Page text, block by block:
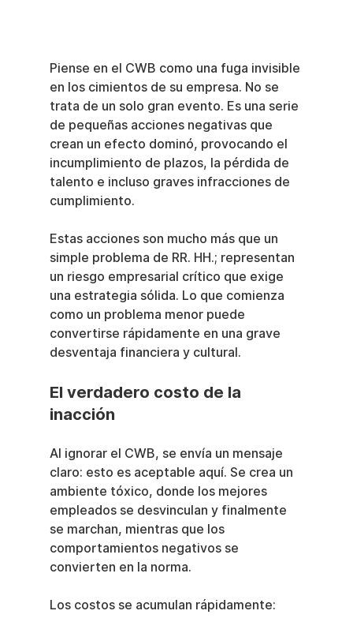
Piense en el CWB como una fuga invisible
en los cimientos de su empresa. No se
trata de un solo gran evento. Es una serie
de pequeñas acciones negativas que
crean un efecto dominó, provocando el
incumplimiento de plazos, la pérdida de
talento e incluso graves infracciones de
cumplimiento.
Estas acciones son mucho más que un
simple problema de RR. HH.; representan
un riesgo empresarial crítico que exige
una estrategia sólida. Lo que comienza
como un problema menor puede
convertirse rápidamente en una grave
desventaja financiera y cultural.
El verdadero costo de la
inacción
Al ignorar el CWB, se envía un mensaje
claro: esto es aceptable aquí. Se crea un
ambiente tóxico, donde los mejores
empleados se desvinculan y finalmente
se marchan, mientras que los
comportamientos negativos se
convierten en la norma.
Los costos se acumulan rápidamente: